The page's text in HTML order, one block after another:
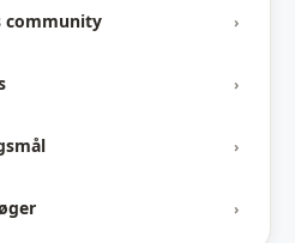
community ›
›
›
›